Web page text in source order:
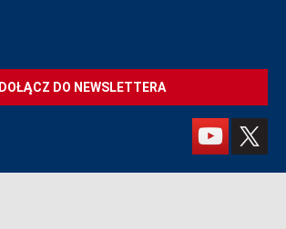
DOŁĄCZ DO NEWSLETTERA